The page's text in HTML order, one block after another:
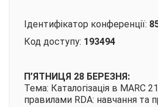
Ідентифікатор конференції:
Код доступу: 193494
П’ЯТНИЦЯ 28 БЕРЕЗНЯ:
Тема: Каталогізація в MARC
правилами RDA: навчання та